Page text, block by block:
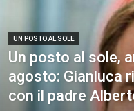
UN POSTO AL SOLE
Un posto al sole,
agosto: Gianluca
con il padre